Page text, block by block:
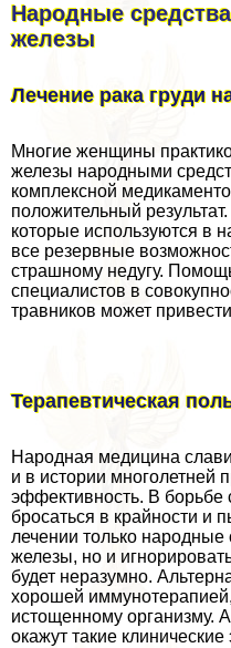
Народные
железы
Лечение paка гpyди
Многие женщины
железы народными
комплексной
положительный
которые используются в
все резервные
страшному недугу.
специалистов в
травников может
Терапевтическая
Народная медицина
и в истории многолетней
эффективность. В борьбе
бросаться в крайности и
лечении только народные
железы, но и
будет неразумно.
хорошей
истощенному организму.
окажут такие